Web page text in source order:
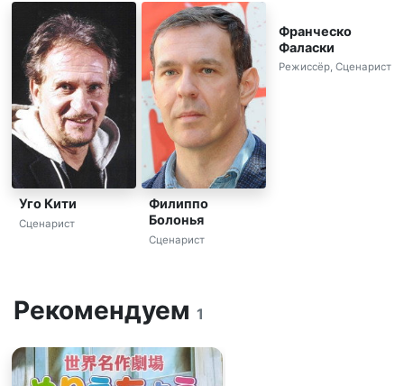
Уго Кити
Сценарист
Филиппо
Болонья
Сценарист
Франческо
Фаласки
Режиссёр, Сценарист
Рекомендуем 1